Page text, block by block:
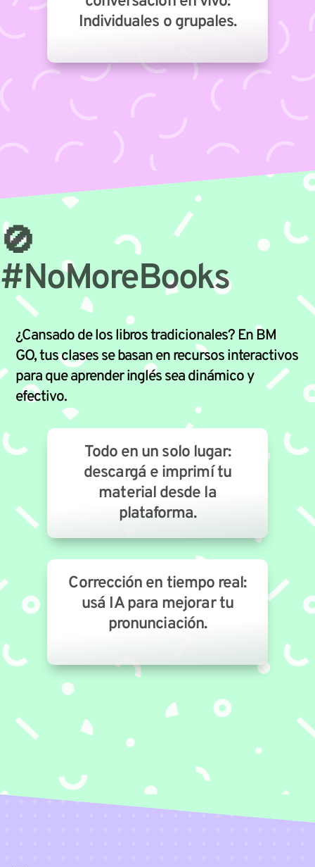
Individuales o grupales.
🚫
#NoMoreBooks
¿Cansado de los libros tradicionales? En BM
GO, tus clases se basan en recursos interactivos
para que aprender inglés sea dinámico y
efectivo.
Todo en un solo lugar:
descargá e imprimí tu
material desde la
plataforma.
Corrección en tiempo real:
usá IA para mejorar tu
pronunciación.